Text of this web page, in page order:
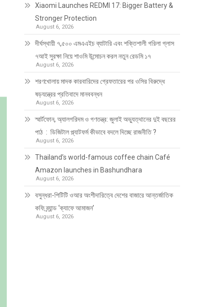
Xiaomi Launches REDMI 17: Bigger Battery &
Stronger Protection
August 6, 2026
দীর্ঘস্থায়ী ৭,৫০০ এমএএইচ ব্যাটারি এবং শক্তিশালী গরিলা গ্লাস
৭আই সুরক্ষা নিয়ে শাওমি উন্মোচন করল নতুন রেডমি ১৭
August 6, 2026
শরণখোলায় মাদক কারবারিদের গ্রেফতারের পর ওসির বিরুদ্ধে
ষড়যন্ত্রের প্রতিবাদে মানববন্ধন
August 6, 2026
স্মার্টফোন, অ্যালগরিদম ও গণতন্ত্র: জুলাই অভ্যুত্থানের দুই বছরের
পাঠ : ডিজিটাল প্ল্যাটফর্ম কীভাবে বদলে দিচ্ছে রাজনীতি ?
August 6, 2026
Thailand’s world-famous coffee chain Café
Amazon launches in Bashundhara
August 6, 2026
বসুন্ধরা-পিটিটি ওআর অংশীদারিত্বে দেশের বাজারে আন্তর্জাতিক
কফি ব্র্যান্ড ‘ক্যাফে আমাজন’
August 6, 2026